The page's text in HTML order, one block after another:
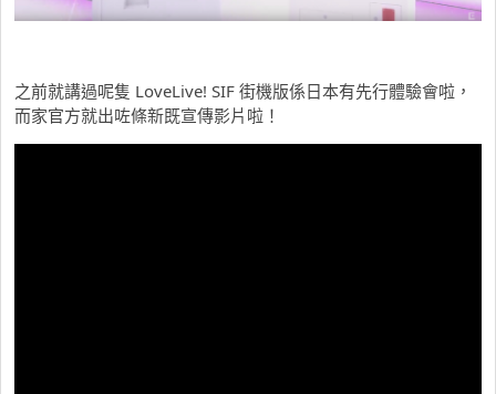
之前就講過呢隻 LoveLive! SIF 街機版係日本有先行體驗會啦，
而家官方就出咗條新既宣傳影片啦！